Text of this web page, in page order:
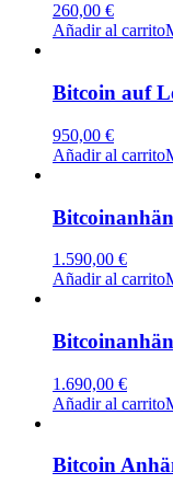
260,00 €
Añadir al carrito
Bitcoin auf
950,00 €
Añadir al carrito
1.590,00 €
Añadir al carrito
1.690,00 €
Añadir al carrito
Bitcoin